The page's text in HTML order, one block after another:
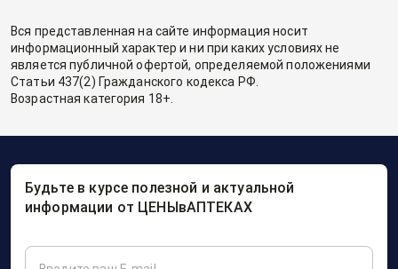
Вся представленная на сайте информация носит
информационный характер и ни при каких условиях не
является публичной офертой, определяемой положениями
Статьи 437(2) Гражданского кодекса РФ.
Возрастная категория 18+.
Будьте в курсе полезной и актуальной
информации от ЦЕНЫвАПТЕКАХ